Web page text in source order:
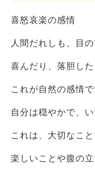
喜怒哀楽の感情
人間だれしも、目
喜んだり、落胆し
これが自然の感情で
自分は穏やかで、
これは、大切なこ
楽しいことや腹の